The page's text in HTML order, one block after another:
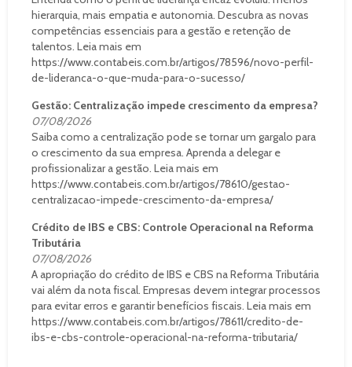
hierarquia, mais empatia e autonomia. Descubra as novas
competências essenciais para a gestão e retenção de
talentos. Leia mais em
https://www.contabeis.com.br/artigos/78596/novo-perfil-
de-lideranca-o-que-muda-para-o-sucesso/
Gestão: Centralização impede crescimento da empresa?
07/08/2026
Saiba como a centralização pode se tornar um gargalo para
o crescimento da sua empresa. Aprenda a delegar e
profissionalizar a gestão. Leia mais em
https://www.contabeis.com.br/artigos/78610/gestao-
centralizacao-impede-crescimento-da-empresa/
Crédito de IBS e CBS: Controle Operacional na Reforma
Tributária
07/08/2026
A apropriação do crédito de IBS e CBS na Reforma Tributária
vai além da nota fiscal. Empresas devem integrar processos
para evitar erros e garantir benefícios fiscais. Leia mais em
https://www.contabeis.com.br/artigos/78611/credito-de-
ibs-e-cbs-controle-operacional-na-reforma-tributaria/